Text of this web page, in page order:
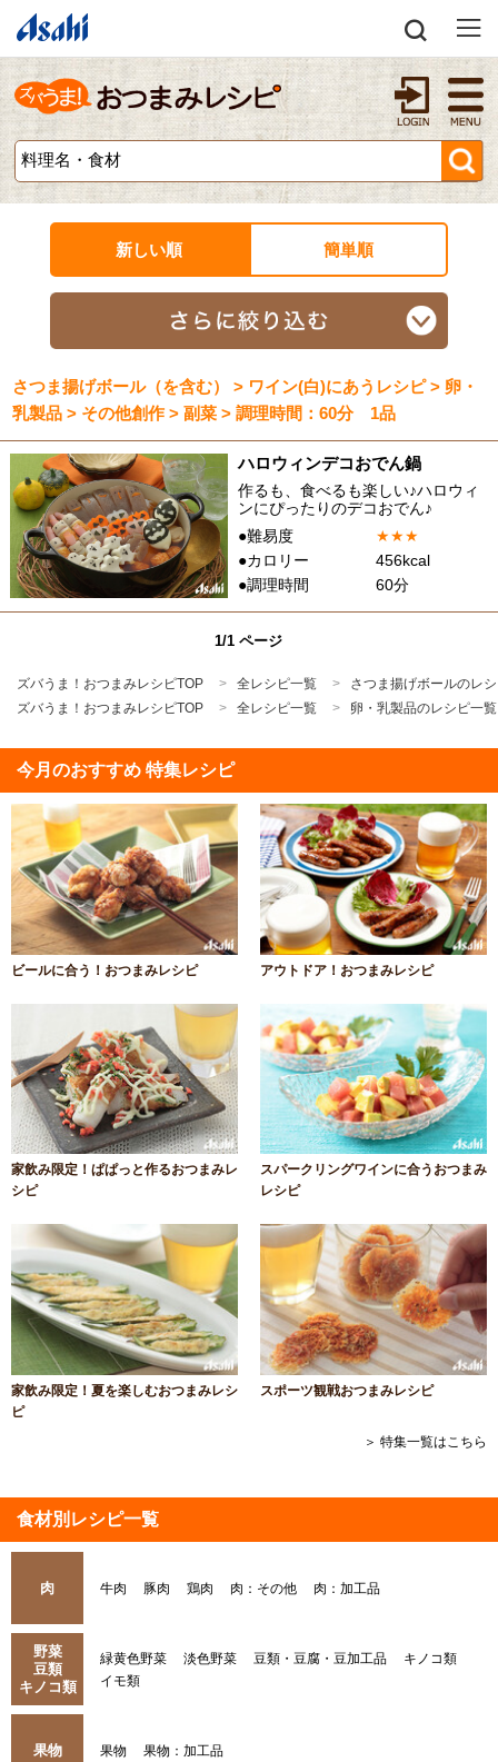
新しい順 簡単順
さつま揚げボール（を含む） > ワイン(白)にあうレシピ > 卵・
乳製品 > その他創作 > 副菜 > 調理時間：60分 1品
ハロウィンデコおでん鍋
作るも、食べるも楽しい♪ハロウィ
ンにぴったりのデコおでん♪
●難易度
★★★
●カロリー
456kcal
●調理時間
60分
1/1 ページ
ズバうま！おつまみレシピTOP 全レシピ一覧
さつま揚げボールのレ
ズバうま！おつまみレシピTOP
全レシピ一覧 卵・乳製品のレシピ一覧
今月のおすすめ 特集レシピ
ビールに合う！おつまみレシピ アウトドア！おつまみレシピ
家飲み限定！ぱぱっと作るおつまみレ
シピ
スパークリングワインに合うおつまみ
レシピ
家飲み限定！夏を楽しむおつまみレシ
ピ
スポーツ観戦おつまみレシピ
＞ 特集一覧はこちら
食材別レシピ一覧
肉 牛肉 豚肉 鶏肉 肉：その他 肉：加工品
野菜
豆類
キノコ類
緑黄色野菜 淡色野菜 豆類・豆腐・豆加工品
キノコ類
イモ類
果物 果物 果物：加工品